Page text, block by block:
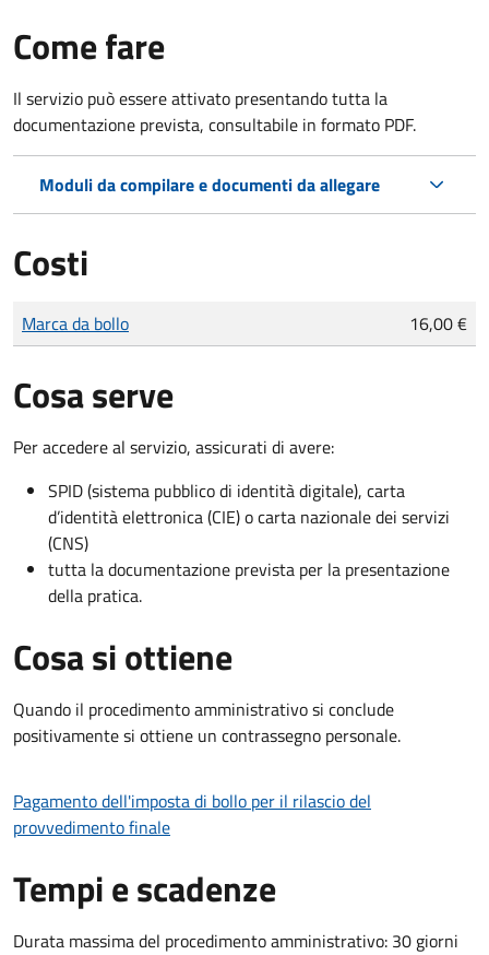
Come fare
Il servizio può essere attivato presentando tutta la
documentazione prevista, consultabile in formato PDF.
Moduli da compilare e documenti da allegare
Costi
Tipo di pagamento
Importo
Marca da bollo 16,00 €
Cosa serve
Per accedere al servizio, assicurati di avere:
SPID (sistema pubblico di identità digitale), carta
d’identità elettronica (CIE) o carta nazionale dei servizi
(CNS)
tutta la documentazione prevista per la presentazione
della pratica.
Cosa si ottiene
Quando il procedimento amministrativo si conclude
positivamente si ottiene un contrassegno personale.
Pagamento dell'imposta di bollo per il rilascio del
provvedimento finale
Tempi e scadenze
Durata massima del procedimento amministrativo: 30 giorni